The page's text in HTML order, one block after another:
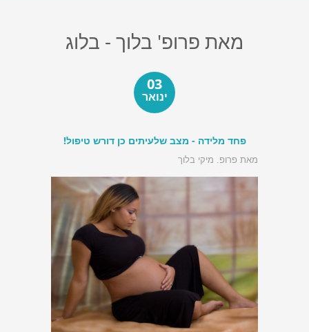
מאת פרופ' בלוך - בלוג
03
ינואר
פחד מלידה - מצב שלעיתים כן דורש טיפול!
מאת פרופ. מיקי בלוך